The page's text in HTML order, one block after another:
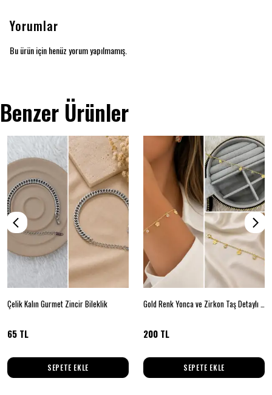
Yorumlar
Bu ürün için henüz yorum yapılmamış.
Benzer Ürünler
Çelik Kalın Gurmet Zincir Bileklik
65 TL
SEPETE EKLE
Gold Renk Yonca ve Zirkon Taş Detaylı Minimal Bileklik
200 TL
SEPETE EKLE